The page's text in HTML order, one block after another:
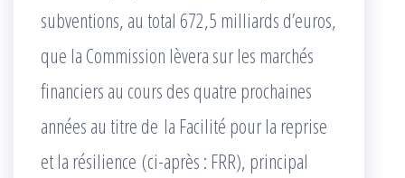
subventions, au total 672,5 milliards d’euros,
que la Commission lèvera sur les marchés
financiers au cours des quatre prochaines
années au titre de la Facilité pour la reprise
et la résilience (ci-après : FRR), principal